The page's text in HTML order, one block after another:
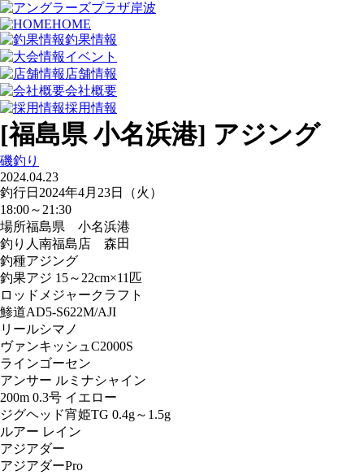
HOME
釣果情報
イベント
店舗情報
会社概要
採用情報
[福島県 小名浜港] アジング
磯釣り
2024.04.23
釣行日 2024年4月23日（火）
18:00～21:30
場所福島県 小名浜港
釣り人 南福島店 森田
釣種アジング
釣果アジ 15～22cm×11匹
ロッド メジャークラフト
鯵道AD5-S622M/AJI
リールシマノ
ヴァンキッシュC2000S
ラインゴーセン
アンサー ルミナシャイン
200m 0.3号 イエロー
ジグヘッド宵姫TG 0.4g～1.5g
ルアー レイン
アジアダー
アジアダーPro